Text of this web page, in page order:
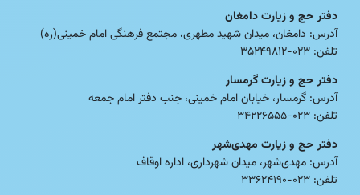
دفتر حج و زیارت دامغان
آدرس: دامغان، میدان شهید مطهری، مجتمع فرهنگی امام خمینی(ره)
تلفن: ۰۲۳-۳۵۲۴۹۸۱۲
دفتر حج و زیارت گرمسار
آدرس: گرمسار، خیابان امام خمینی، جنب دفتر امام جمعه
تلفن: ۰۲۳-۳۴۲۲۶۵۵۵
دفتر حج و زیارت مهدی‌شهر
آدرس: مهدی‌شهر، میدان شهرداری، اداره اوقاف
تلفن: ۰۲۳-۳۳۶۲۴۱۹۰